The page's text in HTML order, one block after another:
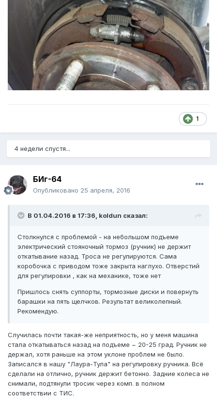
1
4 недели спустя...
БИг-64
Опубликовано 25 апреля, 2016
В 01.04.2016 в 17:36, koldun сказал:
Столкнулся с проблемой - на небольшом подъеме
электрический стояночный тормоз (ручник) не держит
откатывание назад. Троса не регулируются. Сама
коробочка с приводом тоже закрыта наглухо. Отверстий
для регулировки , как на механике, тоже нет
Пришлось снять суппорты, тормозные диски и повернуть
барашки на пять щелчков. Результат великолепный.
Рекомендую.
Случилась почти такая-же неприятность, но у меня машина
стала откатываться назад на подъеме ~ 20-25 град. Ручник не
держал, хотя раньше на этом уклоне проблем не было.
Записался в нашу "Лаура-Тула" на регулировку ручника. Всё
сделали на отлично, ручник держит бетонно. Задние колеса не
снимали, подтянули тросик через комп. в полном
соответствии с ТИС.